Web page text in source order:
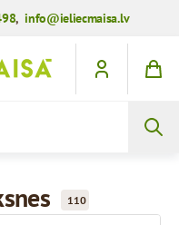
,info@ieliecmaisa.lv
110